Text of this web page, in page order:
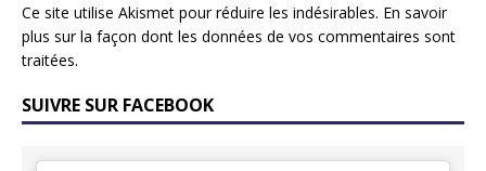
Ce site utilise Akismet pour réduire les indésirables. En savoir
plus sur la façon dont les données de vos commentaires sont
traitées.
SUIVRE SUR FACEBOOK